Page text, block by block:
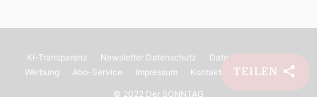
TEILEN
KI-Transparenz Newsletter Datenschutz Datenschutz
Werbung
Abo-Service Impressum Kontakt Barrierefreiheit
© 2022 Der SONNTAG